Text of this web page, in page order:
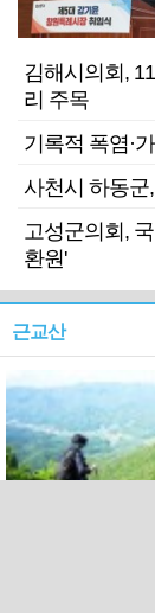
김해시의회,
리 주목
기록적 폭염·
사천시 하동군
고성군의회,
환원'
근교산